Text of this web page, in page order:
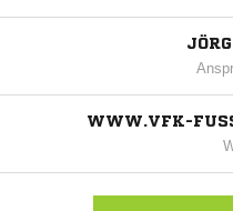
WWW.VFK-